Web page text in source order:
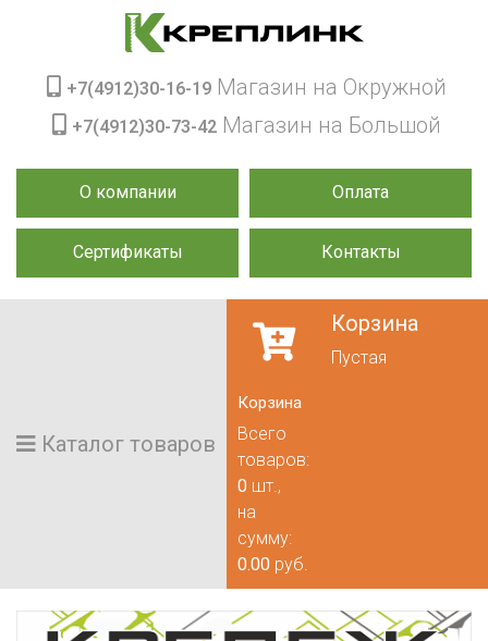
О компании Оплата
Сертификаты Контакты
+7(4912)30-16-19 Магазин на Окружной
+7(4912)30-73-42 Магазин на Большой
Каталог товаров
Корзина
Пустая
Корзина
Всего
товаров:
0 шт.,
на
сумму:
0.00 руб.